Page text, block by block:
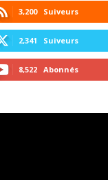
3,200 Suiveurs
2,341 Suiveurs
8,522 Abonnés